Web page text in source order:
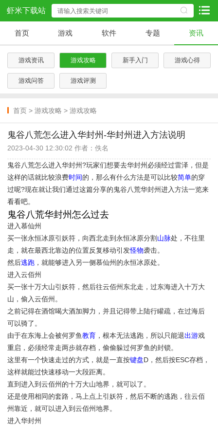
虾米下载站
首页 游戏 软件 专题 资讯
游戏资讯 游戏攻略 新手入门 游戏心得
游戏问答 游戏评测
首页 > 游戏攻略 > 游戏攻略
鬼谷八荒怎么进入华封州-华封州进入方法说明
2023-04-30 12:30:02 作者：佚名
鬼谷八荒怎么进入华封州?玩家们想要去华封州必须经过雷泽，但是
这样的话就比较浪费时间的，那么有什么方法是可以比较简单的穿
过呢?现在就让我们通过这篇分享的鬼谷八荒华封州进入方法一览来
看看吧。
鬼谷八荒华封州怎么过去
进入慕仙州
买一张永恒冰原引妖符，向西北走到永恒冰原分割 山脉处，不往里
走，就在最西北靠边的位置反复移动引发怪物袭击。
然后逃跑 ，就能够进入另一侧慕仙州的永恒冰原处。
进入云佰州
买一张十万大山引妖符，然后往云佰州东北走，过东海进入十万大
山，偷入云佰州。
之前记得在酒馆喝大酒加脚力，并且记得带上陆行矔疏，在过海后
可以骑了。
由于在东海上会被何罗鱼教育 ，根本无法逃跑，所以只能退出游戏
重启，必须经常走两步就存档，偷偷躲过何罗鱼的封锁。
这里有一个快速走过的方式，就是一直按键盘D，然后按ESC存档，
这样就能过快速移动一大段距离。
直到进入到云佰州的十万大山地界，就可以了。
还是使用相同的套路，马上点上引妖符，然后不断的逃跑，往云佰
州靠近，就可以进入到云佰州地界。
进入华封州